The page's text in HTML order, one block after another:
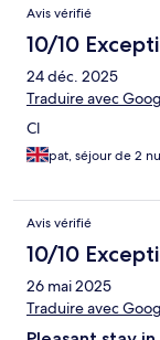
Avis vérifié
10/10
24 déc. 2025
Traduire avec
Cl
pat, séjour de 2
Avis vérifié
10/10
26 mai 2025
Traduire avec